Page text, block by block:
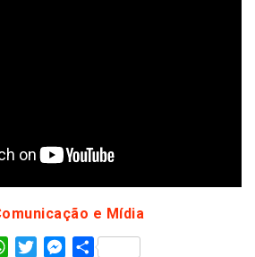
e Mídia
WhatsAppTwitterMessenger
Share